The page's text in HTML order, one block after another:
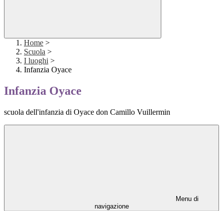
Home >
Scuola >
I luoghi >
Infanzia Oyace
Infanzia Oyace
scuola dell'infanzia di Oyace don Camillo Vuillermin
Menu di
navigazione